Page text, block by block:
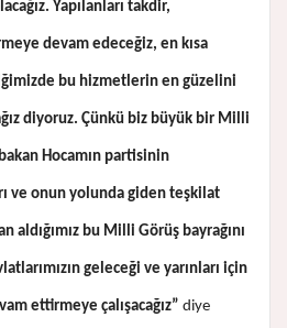
Yapılanları takdir,
devam edeceğiz, en kısa
bu hizmetlerin en güzelini
diyoruz. Çünkü biz büyük bir Milli
Hocamın partisinin
ve onun yolunda giden teşkilat
aldığımız bu Milli Görüş bayrağını
geleceği ve yarınları için
ettirmeye çalışacağız” diye